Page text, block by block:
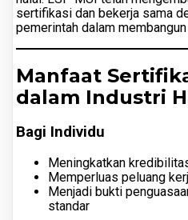
sertifikasi dan bekerja sama
pemerintah dalam
Manfaat
dalam Industri
Bagi Individu
Meningkatkan
Memperluas peluang
Menjadi bukti
standar